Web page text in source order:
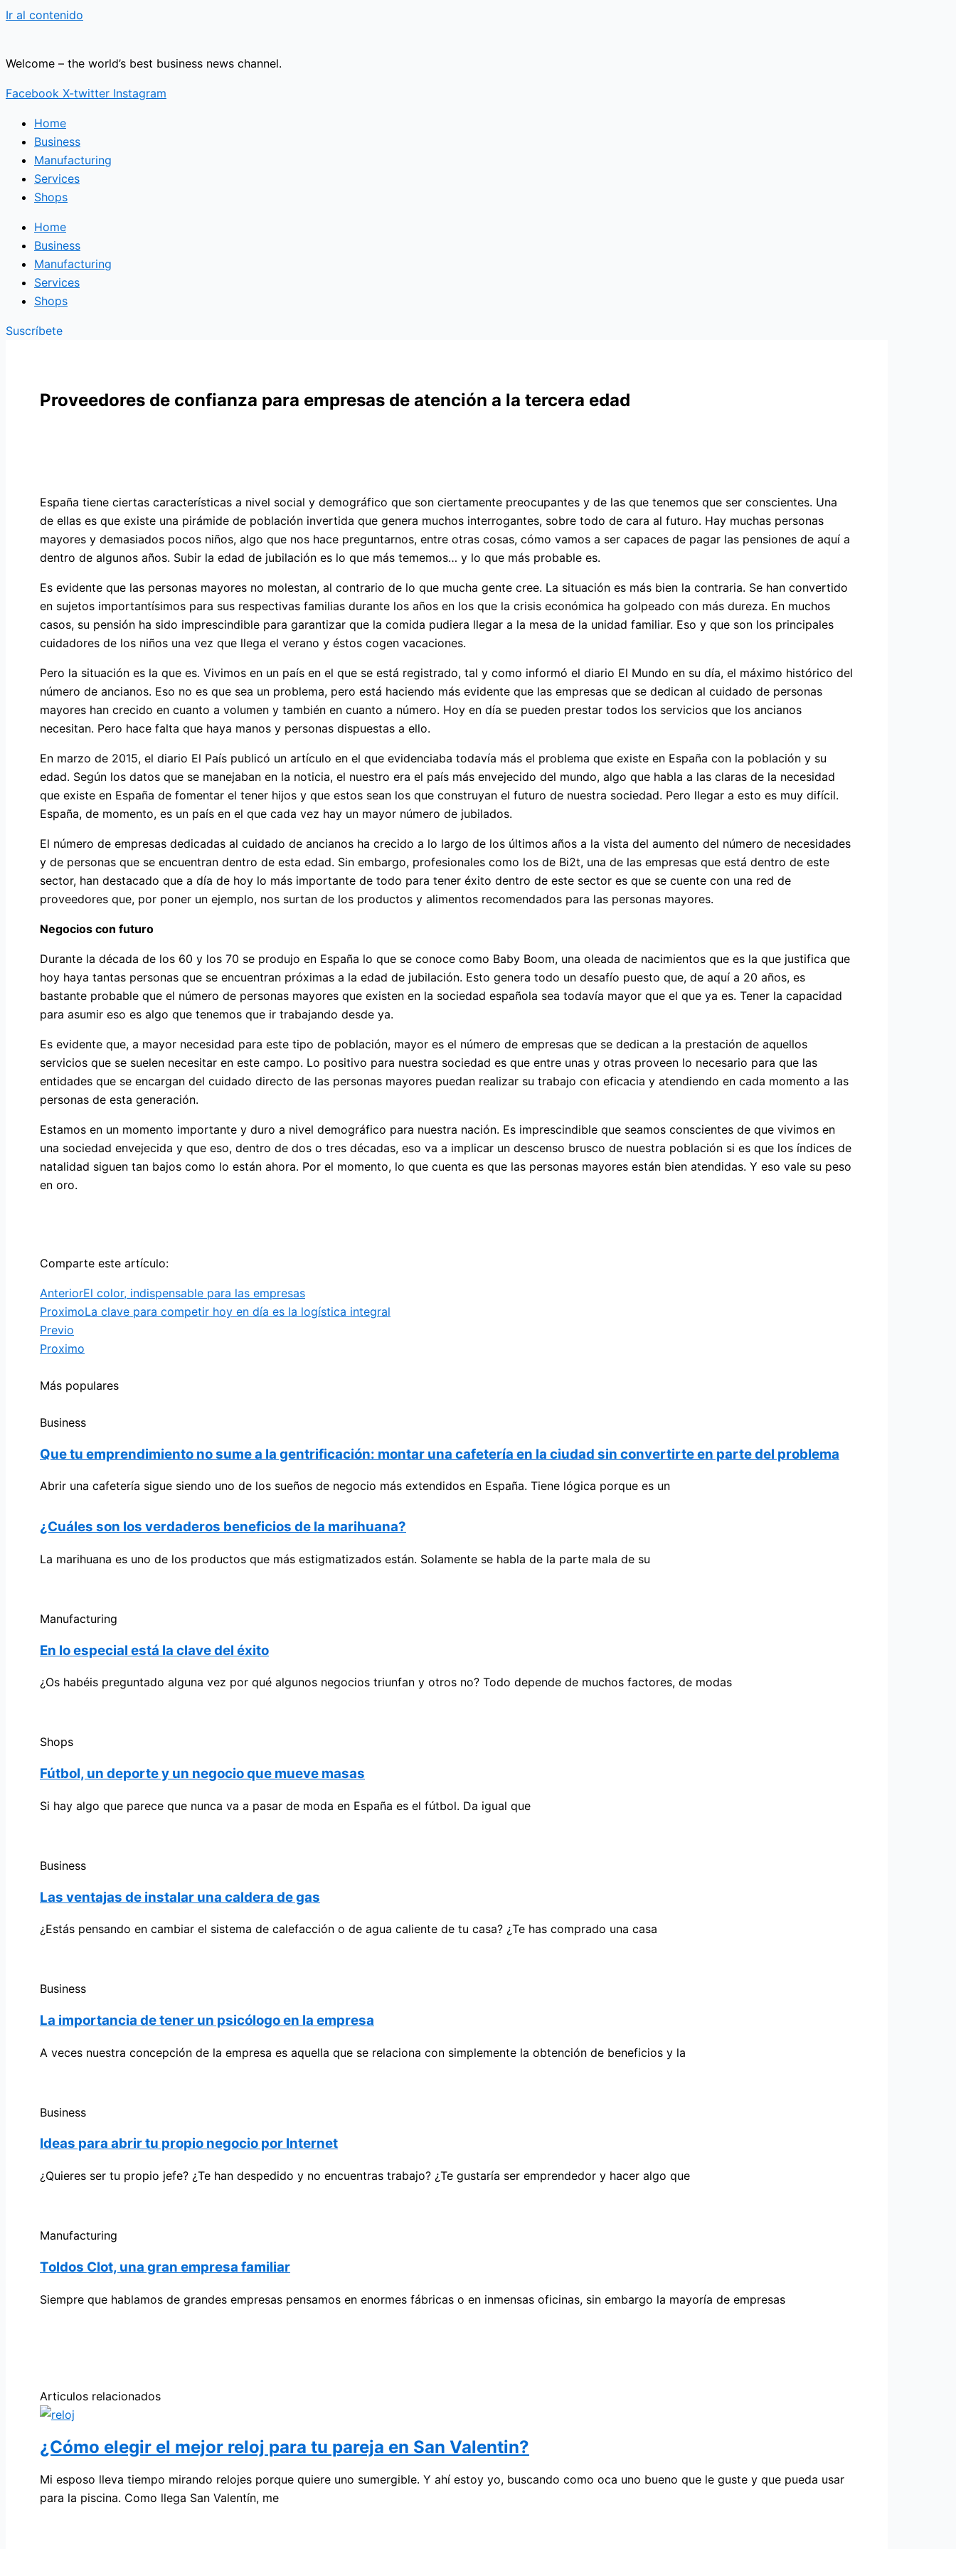
Ir al contenido
Welcome – the world’s best business news channel.
Facebook X-twitter Instagram
Home
Business
Manufacturing
Services
Shops
Home
Business
Manufacturing
Services
Shops
Suscríbete
Proveedores de confianza para empresas de atención a la tercera edad
España tiene ciertas características a nivel social y demográfico que son ciertamente preocupantes y de las que tenemos que ser conscientes. Una
de ellas es que existe una pirámide de población invertida que genera muchos interrogantes, sobre todo de cara al futuro. Hay muchas personas
mayores y demasiados pocos niños, algo que nos hace preguntarnos, entre otras cosas, cómo vamos a ser capaces de pagar las pensiones de aquí a
dentro de algunos años. Subir la edad de jubilación es lo que más tememos… y lo que más probable es.
Es evidente que las personas mayores no molestan, al contrario de lo que mucha gente cree. La situación es más bien la contraria. Se han convertido
en sujetos importantísimos para sus respectivas familias durante los años en los que la crisis económica ha golpeado con más dureza. En muchos
casos, su pensión ha sido imprescindible para garantizar que la comida pudiera llegar a la mesa de la unidad familiar. Eso y que son los principales
cuidadores de los niños una vez que llega el verano y éstos cogen vacaciones.
Pero la situación es la que es. Vivimos en un país en el que se está registrado, tal y como informó el diario El Mundo en su día, el máximo histórico del
número de ancianos. Eso no es que sea un problema, pero está haciendo más evidente que las empresas que se dedican al cuidado de personas
mayores han crecido en cuanto a volumen y también en cuanto a número. Hoy en día se pueden prestar todos los servicios que los ancianos
necesitan. Pero hace falta que haya manos y personas dispuestas a ello.
En marzo de 2015, el diario El País publicó un artículo en el que evidenciaba todavía más el problema que existe en España con la población y su
edad. Según los datos que se manejaban en la noticia, el nuestro era el país más envejecido del mundo, algo que habla a las claras de la necesidad
que existe en España de fomentar el tener hijos y que estos sean los que construyan el futuro de nuestra sociedad. Pero llegar a esto es muy difícil.
España, de momento, es un país en el que cada vez hay un mayor número de jubilados.
El número de empresas dedicadas al cuidado de ancianos ha crecido a lo largo de los últimos años a la vista del aumento del número de necesidades
y de personas que se encuentran dentro de esta edad. Sin embargo, profesionales como los de Bi2t, una de las empresas que está dentro de este
sector, han destacado que a día de hoy lo más importante de todo para tener éxito dentro de este sector es que se cuente con una red de
proveedores que, por poner un ejemplo, nos surtan de los productos y alimentos recomendados para las personas mayores.
Negocios con futuro
Durante la década de los 60 y los 70 se produjo en España lo que se conoce como Baby Boom, una oleada de nacimientos que es la que justifica que
hoy haya tantas personas que se encuentran próximas a la edad de jubilación. Esto genera todo un desafío puesto que, de aquí a 20 años, es
bastante probable que el número de personas mayores que existen en la sociedad española sea todavía mayor que el que ya es. Tener la capacidad
para asumir eso es algo que tenemos que ir trabajando desde ya.
Es evidente que, a mayor necesidad para este tipo de población, mayor es el número de empresas que se dedican a la prestación de aquellos
servicios que se suelen necesitar en este campo. Lo positivo para nuestra sociedad es que entre unas y otras proveen lo necesario para que las
entidades que se encargan del cuidado directo de las personas mayores puedan realizar su trabajo con eficacia y atendiendo en cada momento a las
personas de esta generación.
Estamos en un momento importante y duro a nivel demográfico para nuestra nación. Es imprescindible que seamos conscientes de que vivimos en
una sociedad envejecida y que eso, dentro de dos o tres décadas, eso va a implicar un descenso brusco de nuestra población si es que los índices de
natalidad siguen tan bajos como lo están ahora. Por el momento, lo que cuenta es que las personas mayores están bien atendidas. Y eso vale su peso
en oro.
Comparte este artículo:
AnteriorEl color, indispensable para las empresas
ProximoLa clave para competir hoy en día es la logística integral
Previo
Proximo
Más populares
Business
Que tu emprendimiento no sume a la gentrificación: montar una cafetería en la ciudad sin convertirte en parte del problema
Abrir una cafetería sigue siendo uno de los sueños de negocio más extendidos en España. Tiene lógica porque es un
¿Cuáles son los verdaderos beneficios de la marihuana?
La marihuana es uno de los productos que más estigmatizados están. Solamente se habla de la parte mala de su
Manufacturing
En lo especial está la clave del éxito
¿Os habéis preguntado alguna vez por qué algunos negocios triunfan y otros no? Todo depende de muchos factores, de modas
Shops
Fútbol, un deporte y un negocio que mueve masas
Si hay algo que parece que nunca va a pasar de moda en España es el fútbol. Da igual que
Business
Las ventajas de instalar una caldera de gas
¿Estás pensando en cambiar el sistema de calefacción o de agua caliente de tu casa? ¿Te has comprado una casa
Business
La importancia de tener un psicólogo en la empresa
A veces nuestra concepción de la empresa es aquella que se relaciona con simplemente la obtención de beneficios y la
Business
Ideas para abrir tu propio negocio por Internet
¿Quieres ser tu propio jefe? ¿Te han despedido y no encuentras trabajo? ¿Te gustaría ser emprendedor y hacer algo que
Manufacturing
Toldos Clot, una gran empresa familiar
Siempre que hablamos de grandes empresas pensamos en enormes fábricas o en inmensas oficinas, sin embargo la mayoría de empresas
Articulos relacionados
¿Cómo elegir el mejor reloj para tu pareja en San Valentin?
Mi esposo lleva tiempo mirando relojes porque quiere uno sumergible. Y ahí estoy yo, buscando como oca uno bueno que le guste y que pueda usar
para la piscina. Como llega San Valentín, me